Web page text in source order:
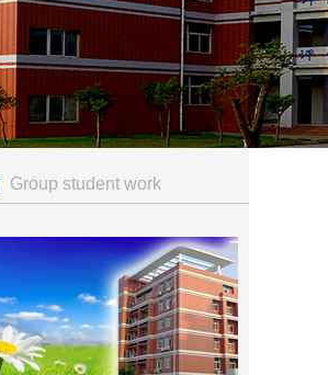
Group student work